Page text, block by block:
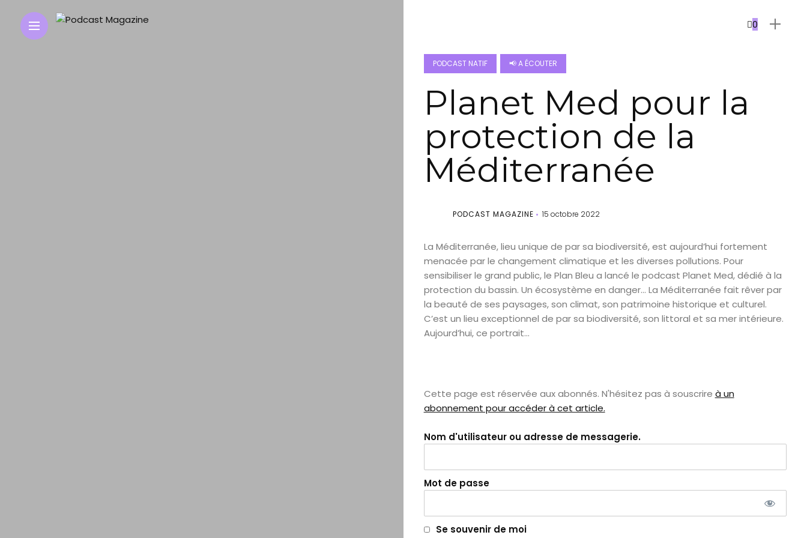
0
PODCAST NATIF 📢 A ÉCOUTER
Planet Med pour la
protection de la
Méditerranée
PODCAST MAGAZINE 15 octobre 2022
La Méditerranée, lieu unique de par sa biodiversité, est aujourd’hui fortement
menacée par le changement climatique et les diverses pollutions. Pour
sensibiliser le grand public, le Plan Bleu a lancé le podcast Planet Med, dédié à la
protection du bassin. Un écosystème en danger… La Méditerranée fait rêver par
la beauté de ses paysages, son climat, son patrimoine historique et culturel.
C’est un lieu exceptionnel de par sa biodiversité, son littoral et sa mer intérieure.
Aujourd’hui, ce portrait...
Cette page est réservée aux abonnés. N'hésitez pas à souscrire à un
abonnement pour accéder à cet article.
Nom d'utilisateur ou adresse de messagerie.
Mot de passe
Se souvenir de moi